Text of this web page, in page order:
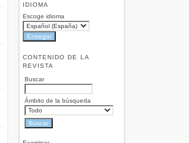
IDIOMA
Escoge idioma
CONTENIDO DE LA
REVISTA
Buscar
Ámbito de la búsqueda